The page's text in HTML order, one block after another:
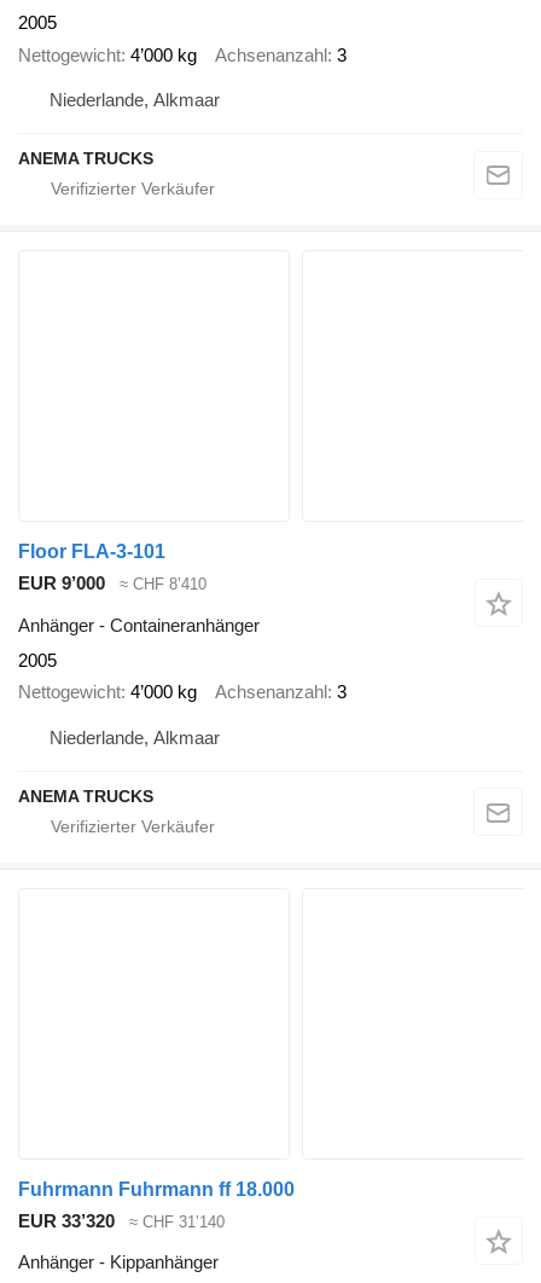
2005
Nettogewicht 4’000 kg Achsenanzahl 3
Niederlande, Alkmaar
ANEMA TRUCKS
Floor FLA-3-101
EUR 9’000
≈ CHF 8’410
Anhänger - Containeranhänger
2005
Nettogewicht 4’000 kg Achsenanzahl 3
Niederlande, Alkmaar
ANEMA TRUCKS
Fuhrmann Fuhrmann ff 18.000
EUR 33’320
≈ CHF 31’140
Anhänger - Kippanhänger